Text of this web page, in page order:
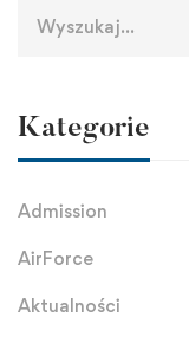
Kategorie
Admission
AirForce
Aktualności